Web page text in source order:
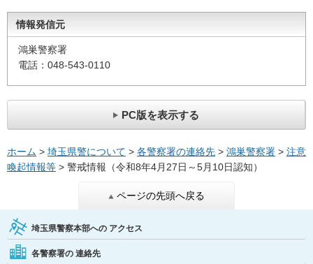
情報発信元
鴻巣警察署
電話：048-543-0110
PC版を表示する
ホーム > 埼玉県警について > 各警察署の連絡先 > 鴻巣警察署 > 注意
喚起情報等 > 警戒情報（令和8年4月27日～5月10日認知）
ページの先頭へ戻る
埼玉県警察本部への アクセス
各警察署の 連絡先